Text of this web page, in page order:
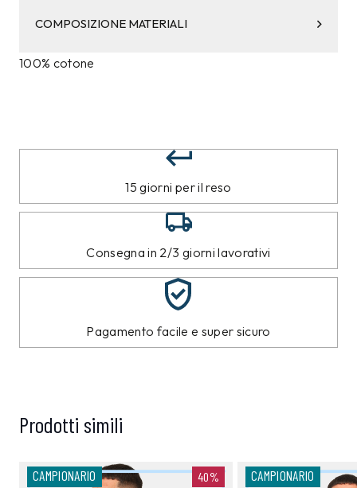
COMPOSIZIONE MATERIALI
100% cotone
15 giorni per il reso
Consegna in 2/3 giorni lavorativi
Pagamento facile e super sicuro
Prodotti simili
CAMPIONARIO 40% CAMPIONARIO